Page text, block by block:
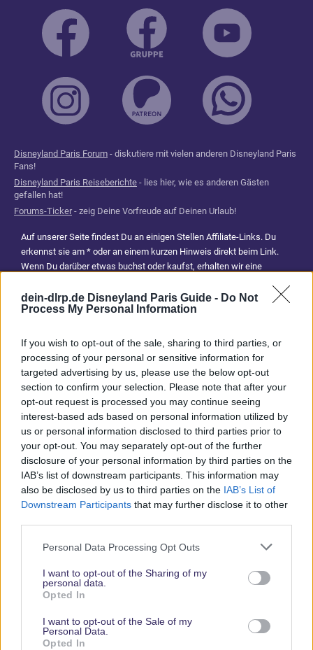
dein-dlrp.de Disneyland Paris Guide - Do Not
Process My Personal Information
If you wish to opt-out of the sale, sharing to third parties, or
processing of your personal or sensitive information for
targeted advertising by us, please use the below opt-out
section to confirm your selection. Please note that after your
opt-out request is processed you may continue seeing
interest-based ads based on personal information utilized by
us or personal information disclosed to third parties prior to
your opt-out. You may separately opt-out of the further
disclosure of your personal information by third parties on the
IAB’s list of downstream participants. This information may
also be disclosed by us to third parties on the IAB’s List of
Downstream Participants that may further disclose it to other
Personal Data Processing Opt Outs
I want to opt-out of the Sharing of my
personal data.
Opted In
I want to opt-out of the Sale of my
Personal Data.
Opted In
Disneyland Paris Forum - diskutiere mit vielen anderen Disneyland Paris
Fans!
Disneyland Paris Reiseberichte - lies hier, wie es anderen Gästen
gefallen hat!
Forums-Ticker- zeig Deine Vorfreude auf Deinen Urlaub!
Auf unserer Seite findest Du an einigen Stellen Affiliate-Links. Du
erkennst sie am * oder an einem kurzen Hinweis direkt beim Link.
Wenn Du darüber etwas buchst oder kaufst, erhalten wir eine
Du uns, unsere Reiseführer, Tipps und Planungsinhalte weiterhin
kostenlos anzubieten. Vielen Dank für Deine Unterstützung.
Abonniere jetzt unsere magischen News aus den
Parks
Keine Angebote verpassen
Aktuelle News
Spannende Lesetipps
Gratis und jederzeit kündbar
dass Du unsere